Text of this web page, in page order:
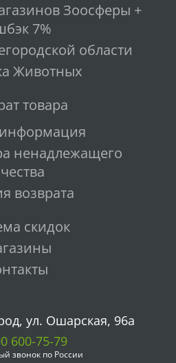
Зоосферы +
7%
области
Животных
товара
ненадлежащего
возврата
скидок
ул. Ошарская, 96а
600-75-79
звонок по России